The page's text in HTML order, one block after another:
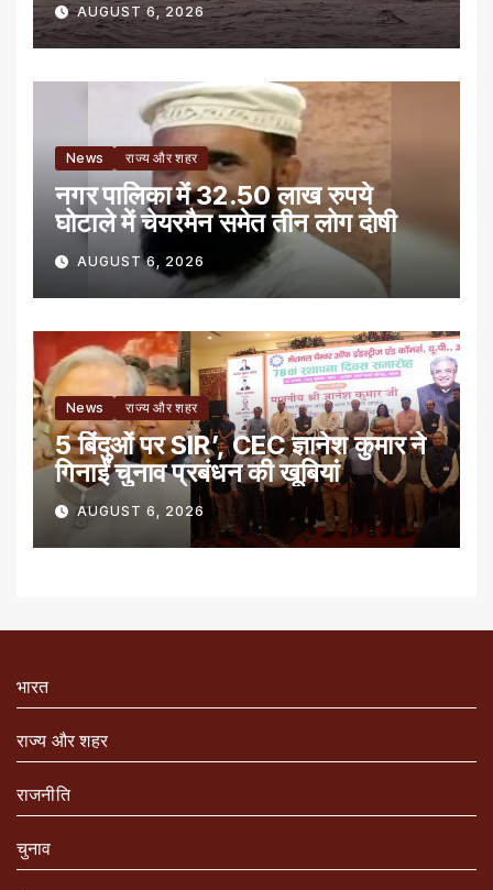
AUGUST 6, 2026
News राज्य और शहर
नगर पालिका में 32.50 लाख रुपये
घोटाले में चेयरमैन समेत तीन लोग दोषी
AUGUST 6, 2026
News राज्य और शहर
5 बिंदुओं पर SIR’, CEC ज्ञानेश कुमार ने
गिनाईं चुनाव प्रबंधन की खूबियां
AUGUST 6, 2026
भारत
राज्य और शहर
राजनीति
चुनाव